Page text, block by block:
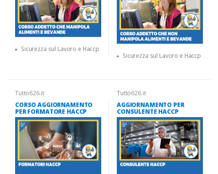
Sicurezza sul Lavoro e Haccp
Sicurezza sul Lavoro e Haccp
Tutto626.it
CORSO AGGIORNAMENTO
PER FORMATORE HACCP
Tutto626.it
AGGIORNAMENTO PER
CONSULENTE HACCP